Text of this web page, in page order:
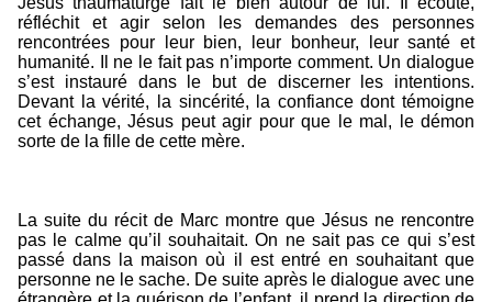
réfléchit et agir selon les demandes des personnes
rencontrées pour leur bien, leur bonheur, leur santé et
humanité. Il ne le fait pas n’importe comment. Un dialogue
s’est instauré dans le but de discerner les intentions.
Devant la vérité, la sincérité, la confiance dont témoigne
cet échange, Jésus peut agir pour que le mal, le démon
sorte de la fille de cette mère.
La suite du récit de Marc montre que Jésus ne rencontre
pas le calme qu’il souhaitait. On ne sait pas ce qui s’est
passé dans la maison où il est entré en souhaitant que
personne ne le sache. De suite après le dialogue avec une